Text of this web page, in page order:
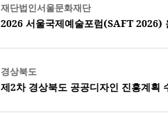
재단법인서울문화재단
2026 서울국제예술포럼(SAFT 2026)
경상북도
제2차 경상북도 공공디자인 진흥계획